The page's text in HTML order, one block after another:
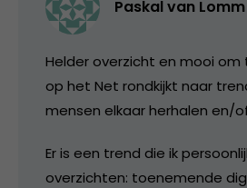
Paskal van Lomm
Helder overzicht en mooi om
op het Net rondkijkt naar
mensen elkaar herhalen en/
Er is een trend die ik
overzichten: toenemende